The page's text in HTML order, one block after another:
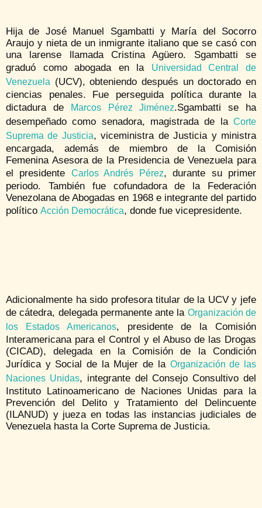
Hija de José Manuel Sgambatti y María del Socorro
Araujo y nieta de un inmigrante italiano que se casó con
una larense llamada Cristina Agüero. Sgambatti se
graduó como abogada en la
Universidad Central de
Venezuela (UCV), obteniendo después un doctorado en
ciencias penales. Fue perseguida política durante la
dictadura de
Marcos Pérez Jiménez.​Sgambatti se ha
desempeñado como senadora, magistrada de la Corte
Suprema de Justicia, viceministra de Justicia y ministra
encargada, además de miembro de la Comisión
Femenina Asesora de la Presidencia de Venezuela para
el presidente Carlos Andrés Pérez, durante su primer
periodo. También fue cofundadora de la Federación
Venezolana de Abogadas en 1968 e integrante del partido
político Acción Democrática, donde fue vicepresidente.
Adicionalmente ha sido profesora titular de la UCV y jefe
de cátedra, delegada permanente ante la Organización de
los Estados Americanos, presidente de la Comisión
Interamericana para el Control y el Abuso de las Drogas
(CICAD), delegada en la Comisión de la Condición
Jurídica y Social de la Mujer de la Organización de las
Naciones Unidas, integrante del Consejo Consultivo del
Instituto Latinoamericano de Naciones Unidas para la
Prevención del Delito y Tratamiento del Delincuente
(ILANUD) y jueza en todas las instancias judiciales de
Venezuela hasta la Corte Suprema de Justicia.